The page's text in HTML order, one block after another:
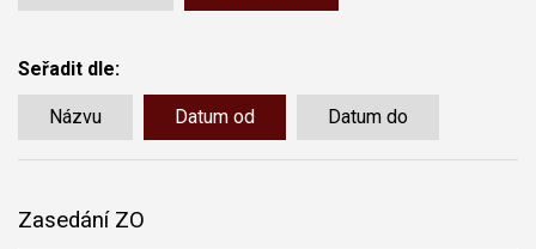
Seřadit dle:
Názvu Datum od Datum do
Zasedání ZO